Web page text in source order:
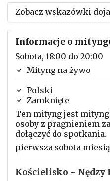
Zobacz wskazówki
Informacje o
Sobota, 18:00 do 20:00
Mityng na żywo
Polski
Zamknięte
Ten mityng jest
osoby z pragnieniem
dołączyć do spotkania.
pierwsza sobota
Kościelisko - Nędzy